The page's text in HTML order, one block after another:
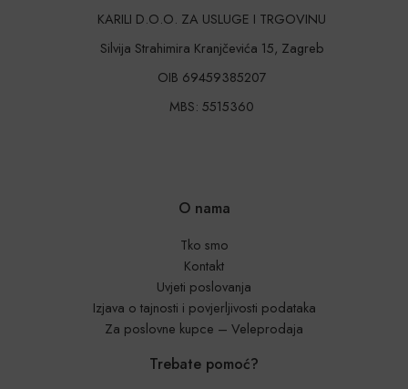
KARILI D.O.O. ZA USLUGE I TRGOVINU
Silvija Strahimira Kranjčevića 15, Zagreb
OIB 69459385207
MBS: 5515360
O nama
Tko smo
Kontakt
Uvjeti poslovanja
Izjava o tajnosti i povjerljivosti podataka
Za poslovne kupce – Veleprodaja
Trebate pomoć?